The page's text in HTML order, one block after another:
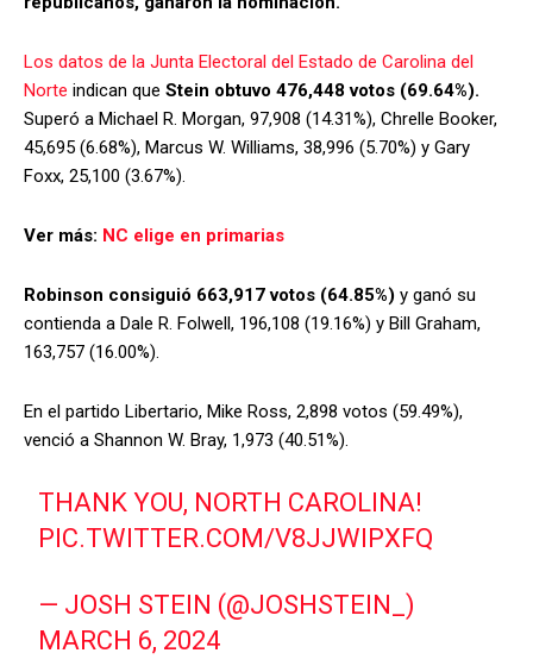
Los datos de la Junta Electoral del Estado de Carolina del
Norte indican que Stein obtuvo 476,448 votos (69.64%).
Superó a Michael R. Morgan, 97,908 (14.31%), Chrelle Booker,
45,695 (6.68%), Marcus W. Williams, 38,996 (5.70%) y Gary
Foxx, 25,100 (3.67%).
Ver más: NC elige en primarias
Robinson consiguió 663,917 votos (64.85%) y ganó su
contienda a Dale R. Folwell, 196,108 (19.16%) y Bill Graham,
163,757 (16.00%).
En el partido Libertario, Mike Ross, 2,898 votos (59.49%),
venció a Shannon W. Bray, 1,973 (40.51%).
THANK YOU, NORTH CAROLINA!
PIC.TWITTER.COM/V8JJWIPXFQ
— JOSH STEIN (@JOSHSTEIN_)
MARCH 6, 2024